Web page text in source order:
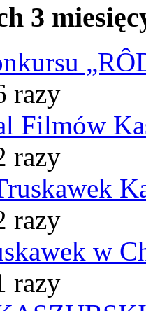
3
razy
Filmów
razy
razy
w
razy